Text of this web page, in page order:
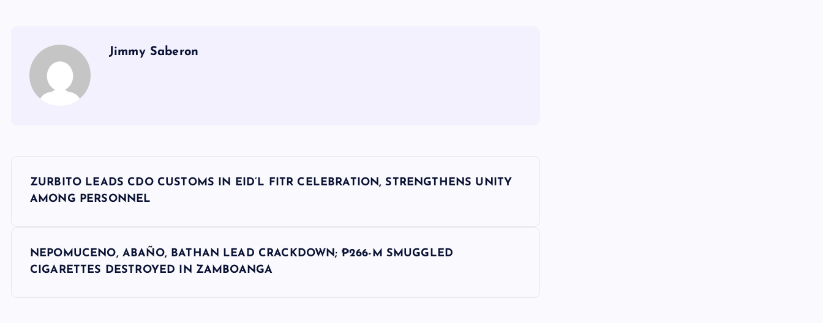
Jimmy Saberon
ZURBITO LEADS CDO CUSTOMS IN EID’L FITR CELEBRATION, STRENGTHENS UNITY
AMONG PERSONNEL
NEPOMUCENO, ABAÑO, BATHAN LEAD CRACKDOWN; ₱266-M SMUGGLED
CIGARETTES DESTROYED IN ZAMBOANGA